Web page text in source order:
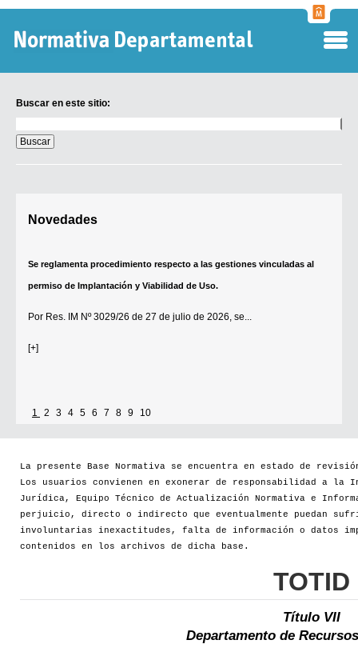
Buscar en este sitio:
en
este
sitio:
Novedades
Se reglamenta procedimiento respecto a las gestiones vinculadas al
permiso de Implantación y Viabilidad de Uso.
Por Res. IM Nº 3029/26 de 27 de julio de 2026, se...
[+]
1 2 3 4 5 6 7 8 9 10
La presente Base Normativa se encuentra en estado de
Los usuarios convienen en exonerar de responsabilidad a la
Jurídica, Equipo Técnico de Actualización Normativa e
perjuicio, directo o indirecto que eventualmente puedan
involuntarias inexactitudes, falta de información o datos
contenidos en los archivos de dicha base.
TOTID
Título VII
Departamento de